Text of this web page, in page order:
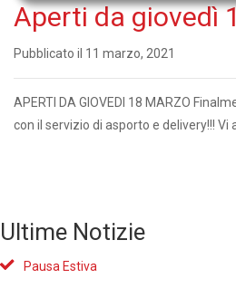
Aperti da giovedì
Pubblicato il 11 marzo, 2021
APERTI DA GIOVEDI 18 MARZO
con il servizio di asporto e delivery!!!
Ultime Notizie
Pausa Estiva